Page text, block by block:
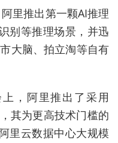
里推出第一颗AI推理
别等推理场景，并迅
大脑、拍立淘等自有
，阿里推出了采用
其为更高技术门槛的
里云数据中心大规模